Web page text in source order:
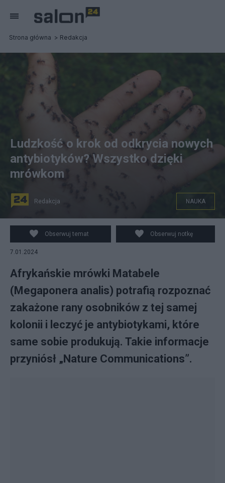
Strona główna Redakcja
fot. Pixabay.com
Ludzkość o krok od odkrycia nowych
antybiotyków? Wszystko dzięki
mrówkom
Redakcja NAUKA
Obserwuj temat Obserwuj notkę
7.01.2024
Afrykańskie mrówki Matabele
(Megaponera analis) potrafią rozpoznać
zakażone rany osobników z tej samej
kolonii i leczyć je antybiotykami, które
same sobie produkują. Takie informacje
przyniósł „Nature Communications”.